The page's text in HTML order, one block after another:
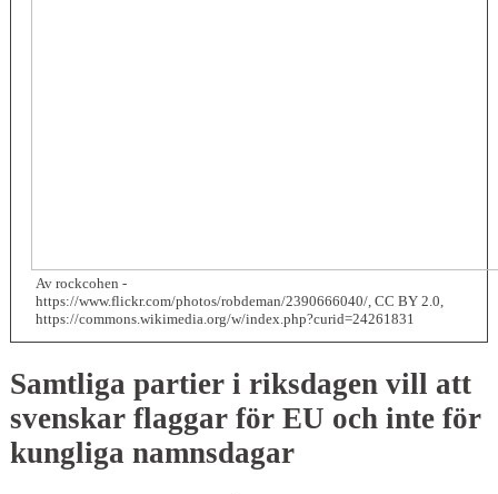
Av rockcohen -
https://www.flickr.com/photos/robdeman/2390666040/, CC BY 2.0,
https://commons.wikimedia.org/w/index.php?curid=24261831
Samtliga partier i riksdagen vill att
svenskar flaggar för EU och inte för
kungliga namnsdagar